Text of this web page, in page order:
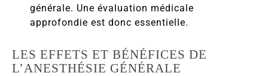
générale. Une évaluation médicale
approfondie est donc essentielle.
LES EFFETS ET BÉNÉFICES DE
L’ANESTHÉSIE GÉNÉRALE